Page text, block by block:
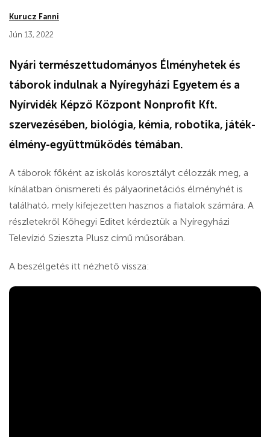
Kurucz Fanni
Jún 13, 2022
Nyári természettudományos Élményhetek és
táborok indulnak a Nyíregyházi Egyetem és a
Nyírvidék Képző Központ Nonprofit Kft.
szervezésében, biológia, kémia, robotika, játék-
élmény-együttműködés témában.
A táborok főként az iskolás korosztályt célozzák meg, a
kínálatban önismereti és pályaorinetációs élményhét is
található, mely kifejezetten hasznos a fiatalok számára. A
részletekről Kőhegyi Editet kérdeztük a Nyíregyházi
Televízió Szieszta Plusz című műsorában.
A beszélgetés itt nézhető vissza: